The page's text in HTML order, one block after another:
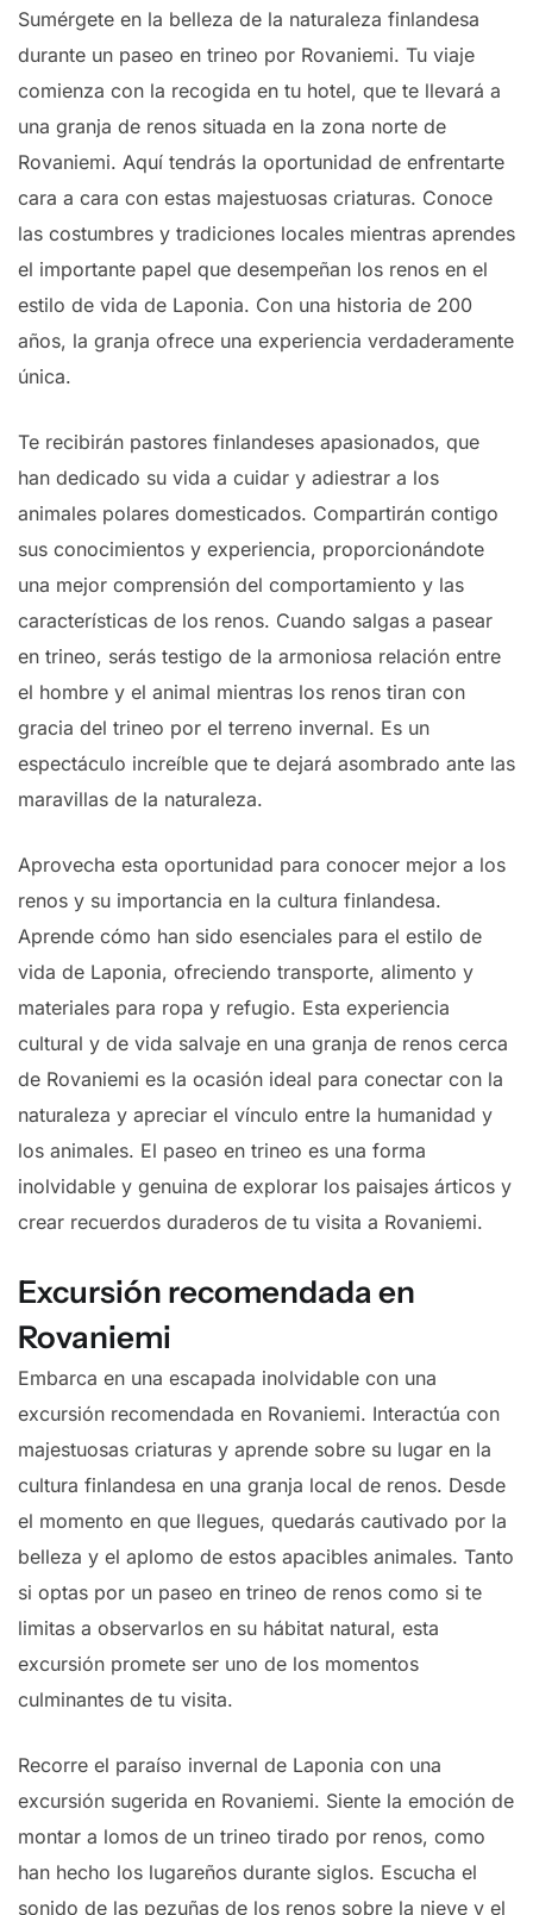
Sumérgete en la belleza de la naturaleza finlandesa
durante un paseo en trineo por Rovaniemi. Tu viaje
comienza con la recogida en tu hotel, que te llevará a
una granja de renos situada en la zona norte de
Rovaniemi. Aquí tendrás la oportunidad de enfrentarte
cara a cara con estas majestuosas criaturas. Conoce
las costumbres y tradiciones locales mientras aprendes
el importante papel que desempeñan los renos en el
estilo de vida de Laponia. Con una historia de 200
años, la granja ofrece una experiencia verdaderamente
única.
Te recibirán pastores finlandeses apasionados, que
han dedicado su vida a cuidar y adiestrar a los
animales polares domesticados. Compartirán contigo
sus conocimientos y experiencia, proporcionándote
una mejor comprensión del comportamiento y las
características de los renos. Cuando salgas a pasear
en trineo, serás testigo de la armoniosa relación entre
el hombre y el animal mientras los renos tiran con
gracia del trineo por el terreno invernal. Es un
espectáculo increíble que te dejará asombrado ante las
maravillas de la naturaleza.
Aprovecha esta oportunidad para conocer mejor a los
renos y su importancia en la cultura finlandesa.
Aprende cómo han sido esenciales para el estilo de
vida de Laponia, ofreciendo transporte, alimento y
materiales para ropa y refugio. Esta experiencia
cultural y de vida salvaje en una granja de renos cerca
de Rovaniemi es la ocasión ideal para conectar con la
naturaleza y apreciar el vínculo entre la humanidad y
los animales. El paseo en trineo es una forma
inolvidable y genuina de explorar los paisajes árticos y
crear recuerdos duraderos de tu visita a Rovaniemi.
Excursión recomendada en
Rovaniemi
Embarca en una escapada inolvidable con una
excursión recomendada en Rovaniemi. Interactúa con
majestuosas criaturas y aprende sobre su lugar en la
cultura finlandesa en una granja local de renos. Desde
el momento en que llegues, quedarás cautivado por la
belleza y el aplomo de estos apacibles animales. Tanto
si optas por un paseo en trineo de renos como si te
limitas a observarlos en su hábitat natural, esta
excursión promete ser uno de los momentos
culminantes de tu visita.
Recorre el paraíso invernal de Laponia con una
excursión sugerida en Rovaniemi. Siente la emoción de
montar a lomos de un trineo tirado por renos, como
han hecho los lugareños durante siglos. Escucha el
sonido de las pezuñas de los renos sobre la nieve y el